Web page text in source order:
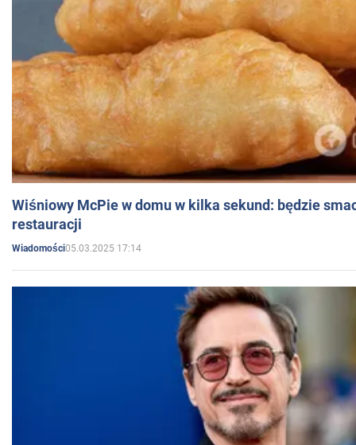
Wiśniowy McPie w domu w kilka sekund: będzie
restauracji
Wiadomości05.03.2025 17:14